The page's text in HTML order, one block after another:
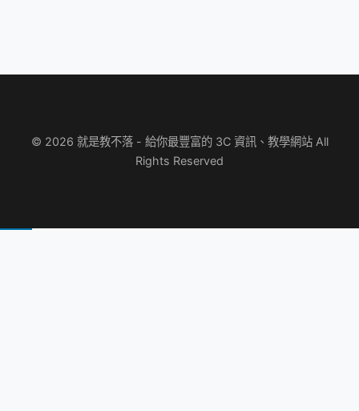
© 2026 就是教不落 - 給你最豐富的 3C 資訊、教學網站 All
Rights Reserved